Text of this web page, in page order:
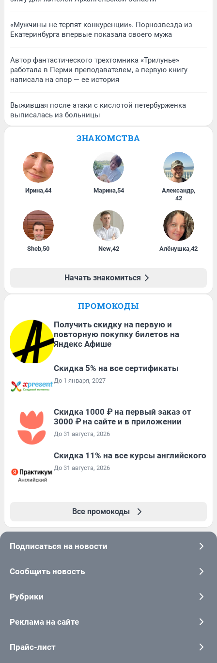
«Мужчины не терпят конкуренции». Порнозвезда из
Екатеринбурга впервые показала своего мужа
Автор фантастического трехтомника «Трилунье»
работала в Перми преподавателем, а первую книгу
написала на спор — ее история
Выжившая после атаки с кислотой петербурженка
выписалась из больницы
ЗНАКОМСТВА
Ирина,44 Марина,54 Александр,
42
Sheb,50 New,42 Алёнушка,42
Начать знакомиться
ПРОМОКОДЫ
Получить скидку на первую и
повторную покупку билетов на
Яндекс Афише
Скидка 5% на все сертификаты
До 1 января, 2027
Скидка 1000 ₽ на первый заказ от
3000 ₽ на сайте и в приложении
До 31 августа, 2026
Скидка 11% на все курсы английского
До 31 августа, 2026
Все промокоды
Подписаться на новости
Сообщить новость
Рубрики
Реклама на сайте
Прайс-лист